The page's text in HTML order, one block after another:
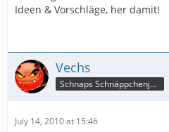
Ideen & Vorschläge, her damit!
Vechs
Schnaps Schnäppchenjäger
July 14, 2010 at 15:46